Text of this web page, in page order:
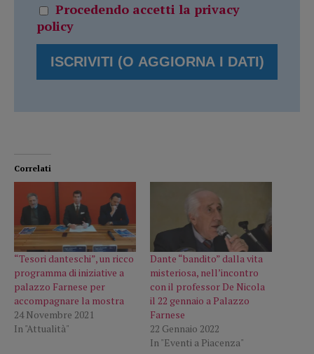
Procedendo accetti la privacy
policy
Correlati
“Tesori danteschi”, un ricco
programma di iniziative a
palazzo Farnese per
accompagnare la mostra
24 Novembre 2021
In "Attualità"
Dante “bandito” dalla vita
misteriosa, nell’incontro
con il professor De Nicola
il 22 gennaio a Palazzo
Farnese
22 Gennaio 2022
In "Eventi a Piacenza"